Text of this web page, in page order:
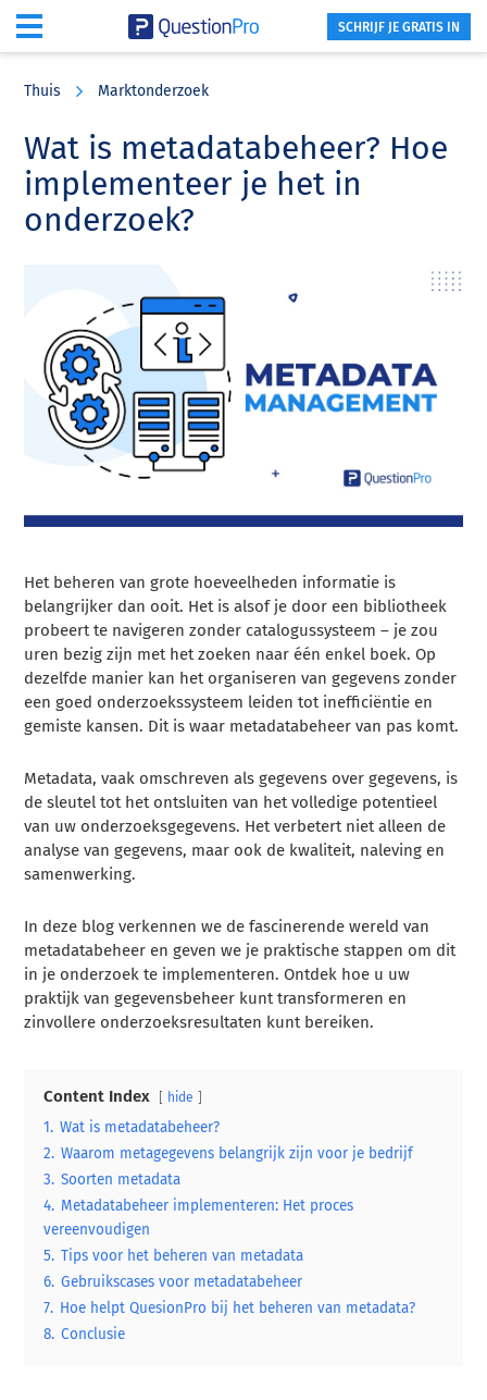
content
sidebar
SCHRIJF JE GRATIS IN
Thuis Marktonderzoek
Wat is metadatabeheer? Hoe
implementeer je het in
onderzoek?
Het beheren van grote hoeveelheden informatie is
belangrijker dan ooit. Het is alsof je door een bibliotheek
probeert te navigeren zonder catalogussysteem – je zou
uren bezig zijn met het zoeken naar één enkel boek. Op
dezelfde manier kan het organiseren van gegevens zonder
een goed onderzoekssysteem leiden tot inefficiëntie en
gemiste kansen. Dit is waar metadatabeheer van pas komt.
Metadata, vaak omschreven als gegevens over gegevens, is
de sleutel tot het ontsluiten van het volledige potentieel
van uw onderzoeksgegevens. Het verbetert niet alleen de
analyse van gegevens, maar ook de kwaliteit, naleving en
samenwerking.
In deze blog verkennen we de fascinerende wereld van
metadatabeheer en geven we je praktische stappen om dit
in je onderzoek te implementeren. Ontdek hoe u uw
praktijk van gegevensbeheer kunt transformeren en
zinvollere onderzoeksresultaten kunt bereiken.
Content Index hide
1. Wat is metadatabeheer?
2. Waarom metagegevens belangrijk zijn voor je bedrijf
3. Soorten metadata
4. Metadatabeheer implementeren: Het proces
vereenvoudigen
5. Tips voor het beheren van metadata
6. Gebruikscases voor metadatabeheer
7. Hoe helpt QuesionPro bij het beheren van metadata?
8. Conclusie